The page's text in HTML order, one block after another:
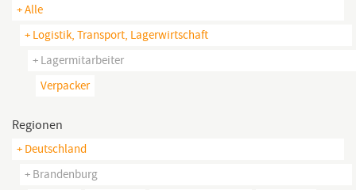
+ Alle
+ Logistik, Transport, Lagerwirtschaft
+ Lagermitarbeiter
Verpacker
Regionen
+ Deutschland
+ Brandenburg